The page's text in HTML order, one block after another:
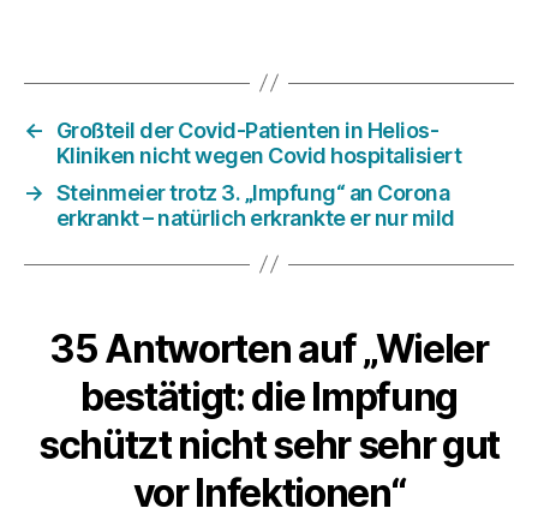
←
Großteil der Covid-Patienten in Helios-
Kliniken nicht wegen Covid hospitalisiert
→ Steinmeier trotz 3. „Impfung“ an Corona
erkrankt – natürlich erkrankte er nur mild
35 Antworten auf „Wieler
bestätigt: die Impfung
schützt nicht sehr sehr gut
vor Infektionen“